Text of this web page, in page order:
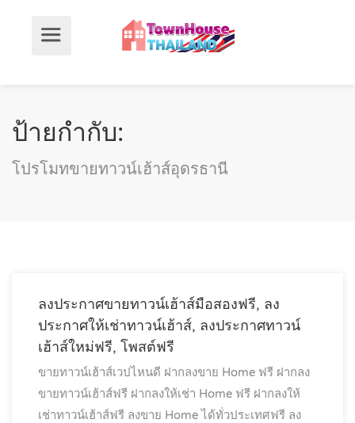
ป้ายกำกับ:
โปรโมทขายทาวน์เฮ้าส์อุดรธานี
ลงประกาศขายทาวน์เฮ้าส์มือสองฟรี, ลง
ประกาศให้เช่าทาวน์เฮ้าส์, ลงประกาศทาวน์
เฮ้าส์ใหม่ฟรี, โพสต์ฟรี
ขายทาวน์เฮ้าส์เวปไหนดี ฝากลงขาย Home ฟรี ฝากลง
ขายทาวน์เฮ้าส์ฟรี ฝากลงให้เช่า Home ฟรี ฝากลงให้
เช่าทาวน์เฮ้าส์ฟรี ลงขาย Home ได้ทั่วประเทศฟรี ลง